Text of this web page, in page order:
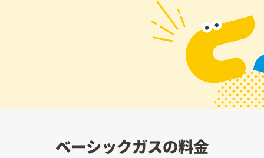
ベーシックガスの料金